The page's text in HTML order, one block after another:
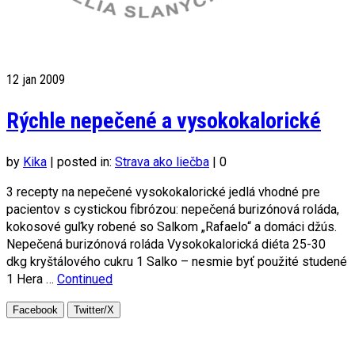
12 jan 2009
Rýchle nepečené a vysokokalorické
by Kika | posted in: Strava ako liečba | 0
3 recepty na nepečené vysokokalorické jedlá vhodné pre
pacientov s cystickou fibrózou: nepečená burizónová roláda,
kokosové guľky robené so Salkom „Rafaelo“ a domáci džús.
Nepečená burizónová roláda Vysokokalorická diéta 25-30
dkg kryštálového cukru 1 Salko – nesmie byť použité studené
1 Hera … Continued
Facebook Twitter/X